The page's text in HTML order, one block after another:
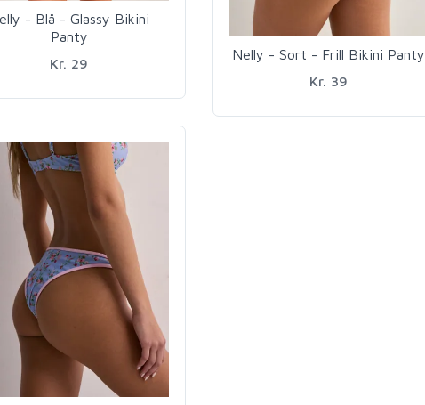
- Blå - Glassy Bikini
Panty
Kr. 29
Nelly - Sort - Frill Bikini Panty
Kr. 39